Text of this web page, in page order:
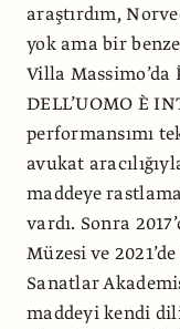
araştırdım,
yok ama bir
Villa
DELL’UOMO È
performansımı
avukat
maddeye
vardı. Sonra
Müzesi ve
Sanatlar
maddeyi kendi